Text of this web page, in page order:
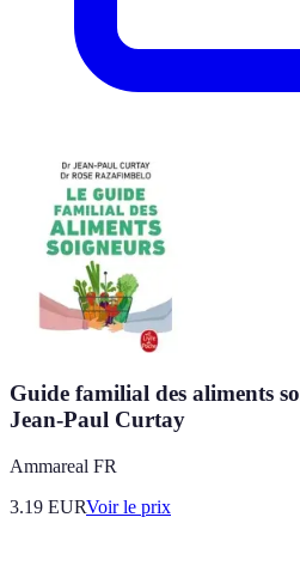
Guide familial des aliments
Jean-Paul Curtay
Ammareal FR
3.19 EURVoir le prix